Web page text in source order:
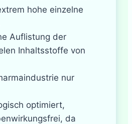
hohe einzelne
Auflistung der
Inhaltsstoffe von
nur
optimiert,
da